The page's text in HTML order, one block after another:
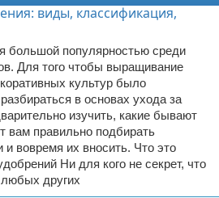
большой популярностью среди
Для того чтобы выращивание
культур было
в основах ухода за
изучить, какие бывают
вам правильно подбирать
вовремя их вносить. Что это
Ни для кого не секрет, что
других